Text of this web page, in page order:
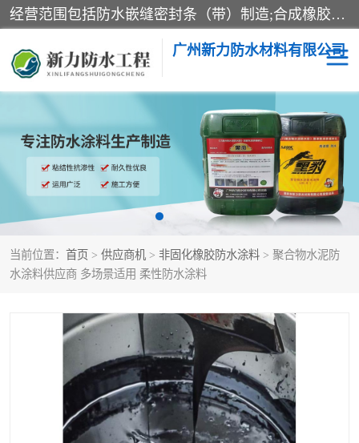
经营范围包括防水嵌缝密封条（带）制造;合成橡胶制造（监控化学品、危险化学品除外）;沥青混合物制造;防水胶粘带制造;其他合成材料制造（监控化学品、危险化学品除外）;涂料制造（监控化学品、危险化学品除外）;建筑结构防水补漏;防水建筑材料制造;粘合剂制造（监控化学品、危险化学品除外）;涂料零售;广州新力防水材料有限公司具有1处分支机构。
广州新力防水材料有限公司
当前位置： 首页 > 供应商机 > 非固化橡胶防水涂料 > 聚合物水泥防
水涂料供应商 多场景适用 柔性防水涂料
黑豹防水胶 建筑108胶水
乳化沥青防水涂料 自粘卷材
非固化橡胶防水涂料